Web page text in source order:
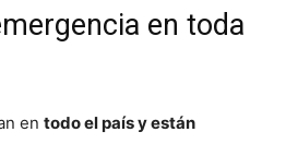
en toda
en todo el país y están